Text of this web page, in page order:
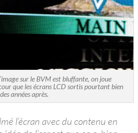
sur le BVM est bluffante, on joue
que les écrans LCD sortis pourtant bien
des années après.
l’écran avec du contenu en